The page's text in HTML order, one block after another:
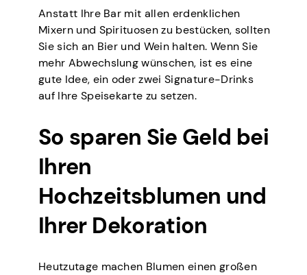
Anstatt Ihre Bar mit allen erdenklichen
Mixern und Spirituosen zu bestücken, sollten
Sie sich an Bier und Wein halten. Wenn Sie
mehr Abwechslung wünschen, ist es eine
gute Idee, ein oder zwei Signature-Drinks
auf Ihre Speisekarte zu setzen.
So sparen Sie Geld bei
Ihren
Hochzeitsblumen und
Ihrer Dekoration
Heutzutage machen Blumen einen großen